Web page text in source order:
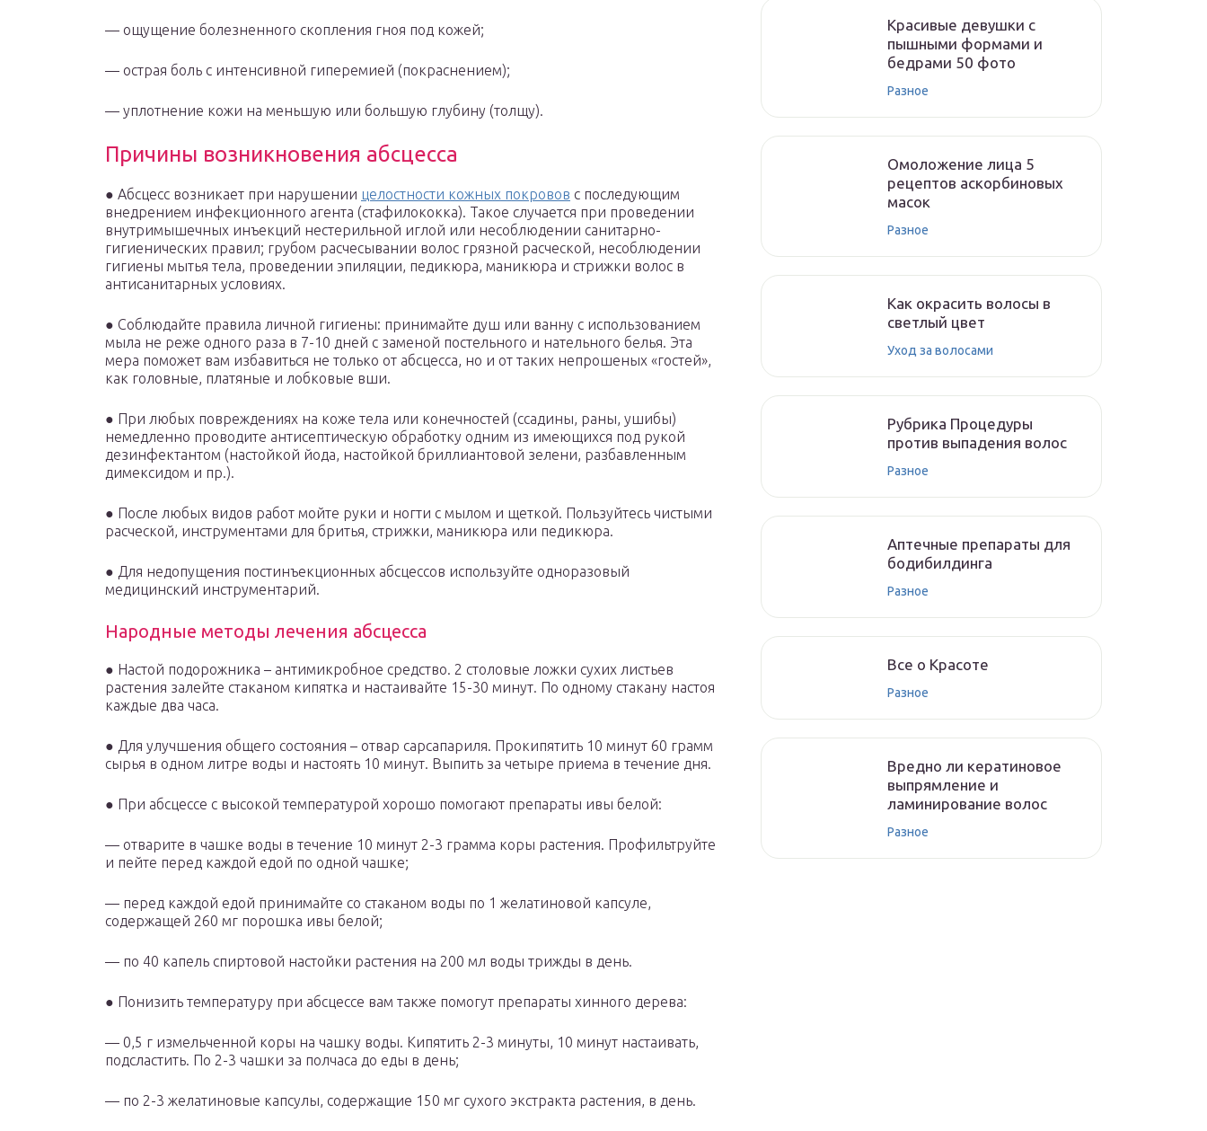
— ощущение болезненного скопления гноя под кожей;
— острая боль с интенсивной гиперемией (покраснением);
— уплотнение кожи на меньшую или большую глубину (толщу).
Причины возникновения абсцесса
● Абсцесс возникает при нарушении целостности кожных покровов с последующим
внедрением инфекционного агента (стафилококка). Такое случается при проведении
внутримышечных инъекций нестерильной иглой или несоблюдении санитарно-
гигиенических правил; грубом расчесывании волос грязной расческой, несоблюдении
гигиены мытья тела, проведении эпиляции, педикюра, маникюра и стрижки волос в
антисанитарных условиях.
● Соблюдайте правила личной гигиены: принимайте душ или ванну с использованием
мыла не реже одного раза в 7-10 дней с заменой постельного и нательного белья. Эта
мера поможет вам избавиться не только от абсцесса, но и от таких непрошеных «гостей»,
как головные, платяные и лобковые вши.
● При любых повреждениях на коже тела или конечностей (ссадины, раны, ушибы)
немедленно проводите антисептическую обработку одним из имеющихся под рукой
дезинфектантом (настойкой йода, настойкой бриллиантовой зелени, разбавленным
димексидом и пр.).
● После любых видов работ мойте руки и ногти с мылом и щеткой. Пользуйтесь чистыми
расческой, инструментами для бритья, стрижки, маникюра или педикюра.
● Для недопущения постинъекционных абсцессов используйте одноразовый
медицинский инструментарий.
Народные методы лечения абсцесса
● Настой подорожника – антимикробное средство. 2 столовые ложки сухих листьев
растения залейте стаканом кипятка и настаивайте 15-30 минут. По одному стакану настоя
каждые два часа.
● Для улучшения общего состояния – отвар сарсапариля. Прокипятить 10 минут 60 грамм
сырья в одном литре воды и настоять 10 минут. Выпить за четыре приема в течение дня.
● При абсцессе с высокой температурой хорошо помогают препараты ивы белой:
— отварите в чашке воды в течение 10 минут 2-3 грамма коры растения. Профильтруйте
и пейте перед каждой едой по одной чашке;
— перед каждой едой принимайте со стаканом воды по 1 желатиновой капсуле,
содержащей 260 мг порошка ивы белой;
— по 40 капель спиртовой настойки растения на 200 мл воды трижды в день.
● Понизить температуру при абсцессе вам также помогут препараты хинного дерева:
— 0,5 г измельченной коры на чашку воды. Кипятить 2-3 минуты, 10 минут настаивать,
подсластить. По 2-3 чашки за полчаса до еды в день;
— по 2-3 желатиновые капсулы, содержащие 150 мг сухого экстракта растения, в день.
Красивые девушки с
пышными формами и
бедрами 50 фото
Разное
Омоложение лица 5
рецептов аскорбиновых
масок
Разное
Как окрасить волосы в
светлый цвет
Уход за волосами
Рубрика Процедуры
против выпадения волос
Разное
Аптечные препараты для
бодибилдинга
Разное
Все о Красоте
Разное
Вредно ли кератиновое
выпрямление и
ламинирование волос
Разное